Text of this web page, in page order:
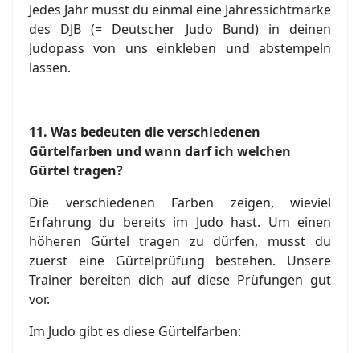
Jedes Jahr musst du einmal eine Jahressichtmarke
des DJB (= Deutscher Judo Bund) in deinen
Judopass von uns einkleben und abstempeln
lassen.
11. Was bedeuten die verschiedenen
Gürtelfarben und wann darf ich welchen
Gürtel tragen?
Die verschiedenen Farben zeigen, wieviel
Erfahrung du bereits im Judo hast. Um einen
höheren Gürtel tragen zu dürfen, musst du
zuerst eine Gürtelprüfung bestehen. Unsere
Trainer bereiten dich auf diese Prüfungen gut
vor.
Im Judo gibt es diese Gürtelfarben: